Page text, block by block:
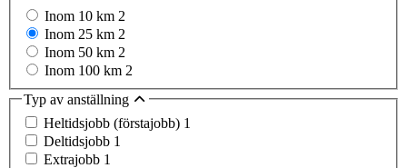
Inom 10 km 2
Inom 25 km 2
Inom 50 km 2
Inom 100 km 2
Typ av anställning
Heltidsjobb (förstajobb) 1
Deltidsjobb 1
Extrajobb 1